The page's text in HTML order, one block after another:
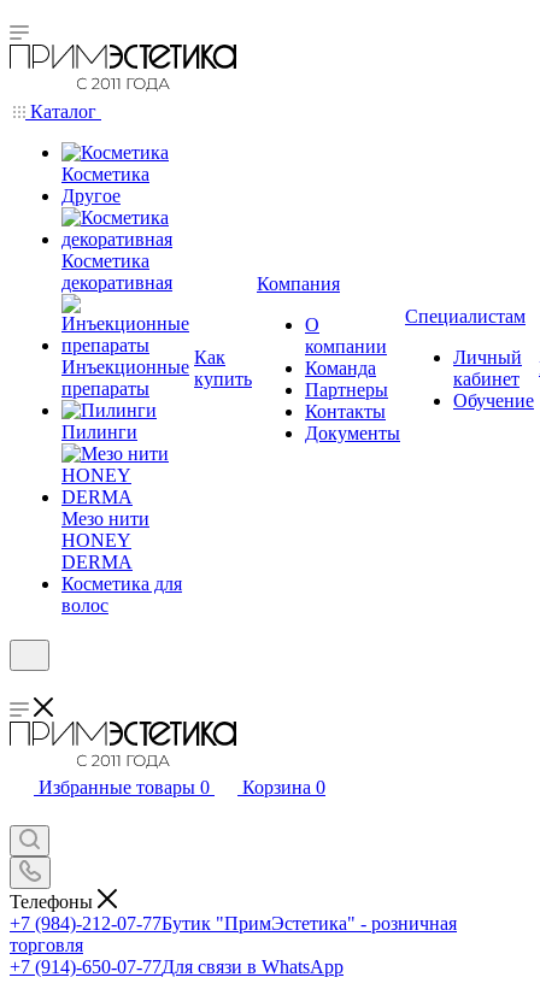
Каталог
Косметика
Другое
Косметика
декоративная
Инъекционные
препараты
Пилинги
Мезо нити
HONEY
DERMA
Косметика для
волос
Как
купить
Компания
О
компании
Команда
Партнеры
Контакты
Документы
Специалистам
Личный
кабинет
Обучение
Избранные товары 0 Корзина 0
Телефоны
+7 (984)-212-07-77Бутик "ПримЭстетика" - розничная
торговля
+7 (914)-650-07-77Для связи в WhatsApp